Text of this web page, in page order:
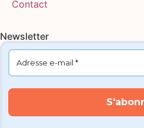
Contact
Newsletter